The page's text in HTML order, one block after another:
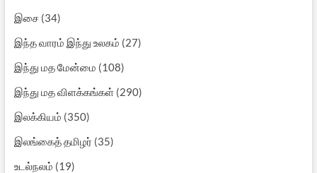
இசை(34)
இந்த வாரம் இந்து உலகம் (27)
இந்து மத மேன்மை (108)
இந்து மத விளக்கங்கள்(290)
இலக்கியம் (350)
இலங்கைத் தமிழர் (35)
உடல்நலம் (19)